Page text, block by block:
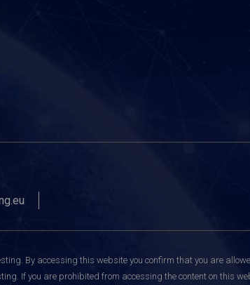
By accessing this website you confirm that you are
If you are prohibited from accessing the content on this